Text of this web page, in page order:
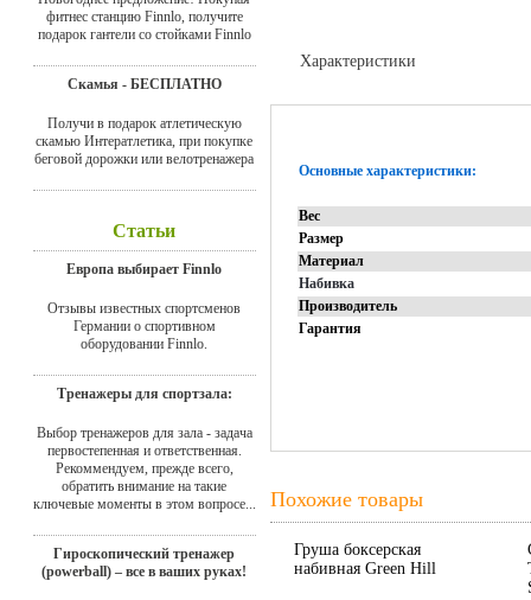
фитнес станцию Finnlo, получите
подарок гантели со стойками Finnlo
Скамья - БЕСПЛАТНО
Получи в подарок атлетическую
скамью Интератлетика, при покупке
беговой дорожки или велотренажера
Статьи
Европа выбирает Finnlo
Отзывы известных спортсменов
Германии о спортивном
оборудовании Finnlo.
Тренажеры для спортзала:
Выбор тренажеров для зала - задача
первостепенная и ответственная.
Рекоммендуем, прежде всего,
обратить внимание на такие
ключевые моменты в этом вопросе...
Гироскопический тренажер
(powerball) – все в ваших руках!
Характеристики
Основные характеристики:
Вес
Размер
Материал
Набивка
Производитель
Гарантия
Похожие товары
Груша боксерская
набивная Green Hill